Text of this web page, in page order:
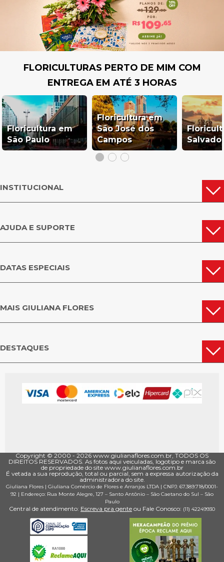
FLORICULTURAS PERTO DE MIM COM
ENTREGA EM ATÉ 3 HORAS
Floricultura em
São Paulo
Floricultura em
São José dos
Campos
INSTITUCIONAL
AJUDA E SUPORTE
DATAS ESPECIAIS
MAIS GIULIANA FLORES
DESTAQUES
Copyright © 2000 - ­2026 www.giulianaflores.com.br, TODOS OS
DIREITOS RESERVADOS. As fotos aqui veiculadas, logotipo e marca são
de propriedade do site www.giulianaflores.com.br
É vetada a sua reprodução, total ou parcial, sem a expressa autorização da
administradora do site.
Giuliana Flores | Giuliana Comércio de Flores e Arranjos LTDA | CNPJ: 67.389.718/0001­
92 | Endereço: Rua Monte Alegre, 127 – Santo Antônio – São Caetano do Sul – São
Paulo
Central de atendimento: Escreva pra gente ou Fale Conosco: (11) 4224­9930